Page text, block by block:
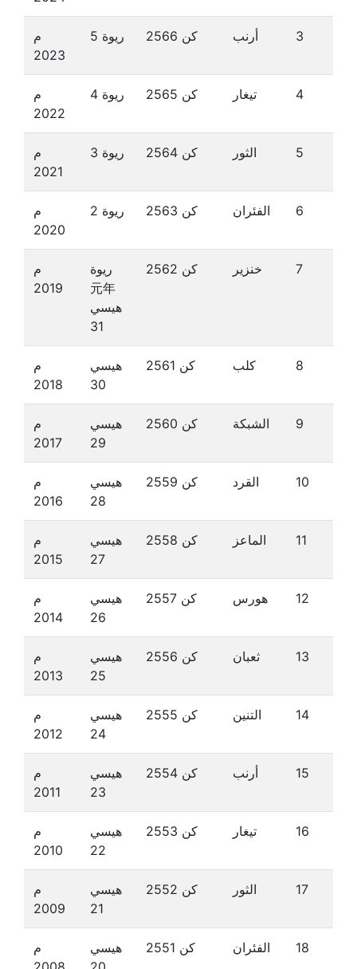
م
2023
ريوة 5 كن 2566 أرنب 3
م
2022
ريوة 4 كن 2565 تيغار 4
م
2021
ريوة 3 كن 2564 الثور 5
م
2020
ريوة 2 كن 2563 الفئران 6
م
2019
ريوة
元年
هيسي
31
كن 2562 خنزير 7
م
2018
هيسي
30
كن 2561 كلب 8
م
2017
هيسي
29
كن 2560 الشبكة 9
م
2016
هيسي
28
كن 2559 القرد 10
م
2015
هيسي
27
كن 2558 الماعز 11
م
2014
هيسي
26
كن 2557 هورس 12
م
2013
هيسي
25
كن 2556 ثعبان 13
م
2012
هيسي
24
كن 2555 التنين 14
م
2011
هيسي
23
كن 2554 أرنب 15
م
2010
هيسي
22
كن 2553 تيغار 16
م
2009
هيسي
21
كن 2552 الثور 17
م
هيسي
كن 2551 الفئران 18